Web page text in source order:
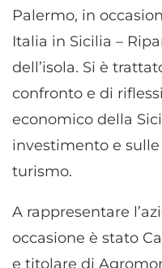
Palermo, in
Italia in Sicilia –
dell’isola. Si è
confronto e di
economico della
investimento e
turismo.
A rappresentare
occasione è stato
e titolare di